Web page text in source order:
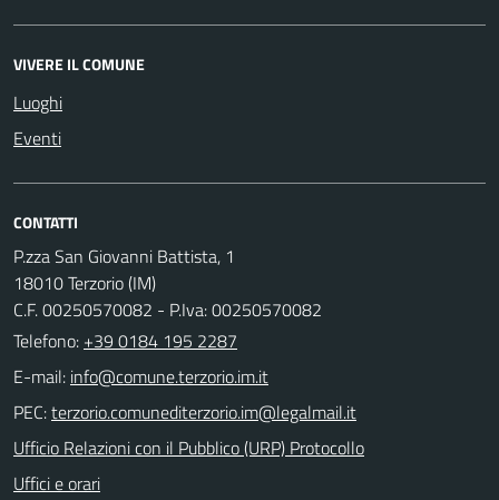
VIVERE IL COMUNE
Luoghi
Eventi
CONTATTI
P.zza San Giovanni Battista, 1
18010 Terzorio (IM)
C.F. 00250570082 - P.Iva: 00250570082
Telefono: +39 0184 195 2287
E-mail:
PEC:
Ufficio Relazioni con il Pubblico (URP) Protocollo
Uffici e orari